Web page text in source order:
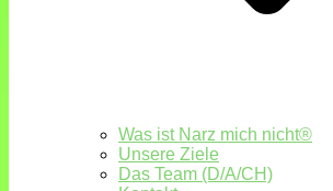
Was ist Narz mich nicht®
Unsere Ziele
Das Team (D/A/CH)